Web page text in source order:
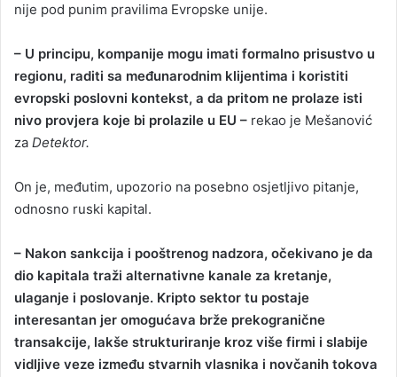
nije pod punim pravilima Evropske unije.
– U principu, kompanije mogu imati formalno prisustvo u
regionu, raditi sa međunarodnim klijentima i koristiti
evropski poslovni kontekst, a da pritom ne prolaze isti
nivo provjera koje bi prolazile u EU – rekao je Mešanović
za Detektor.
On je, međutim, upozorio na posebno osjetljivo pitanje,
odnosno ruski kapital.
– Nakon sankcija i pooštrenog nadzora, očekivano je da
dio kapitala traži alternativne kanale za kretanje,
ulaganje i poslovanje. Kripto sektor tu postaje
interesantan jer omogućava brže prekogranične
transakcije, lakše strukturiranje kroz više firmi i slabije
vidljive veze između stvarnih vlasnika i novčanih tokova